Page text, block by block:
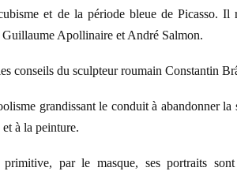
et de la période bleue de Picasso. Il
Apollinaire et André Salmon.
conseils du sculpteur roumain Constantin
grandissant le conduit à abandonner la
à la peinture.
par le masque, ses portraits